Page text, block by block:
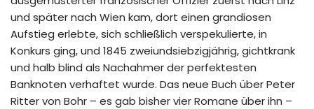
und später nach Wien kam, dort einen grandiosen
Aufstieg erlebte, sich schließlich verspekulierte, in
Konkurs ging, und 1845 zweiundsiebzigjährig, gichtkrank
und halb blind als Nachahmer der perfektesten
Banknoten verhaftet wurde. Das neue Buch über Peter
Ritter von Bohr – es gab bisher vier Romane über ihn –